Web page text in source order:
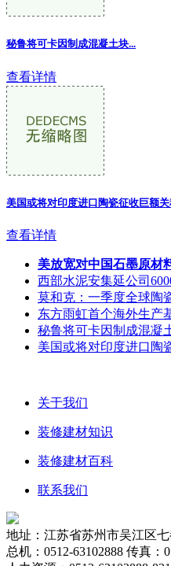
秘鲁将可卡因制成混凝土块...
查看详情
美国或将对印度进口陶瓷征收巨额关
查看详情
美放宽对中国石墨原材
西部水泥安集延公司
莫和克：一季度全球陶
东方雨虹首个海外生产
秘鲁将可卡因制成混凝
美国或将对印度进口陶
关于我们
装修建材知识
装修建材百科
联系我们
地址：江苏省苏州市吴江区
总机：0512-63102888 传真：